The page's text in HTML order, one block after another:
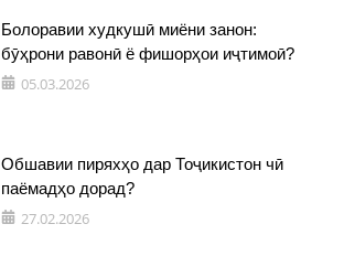
Болоравии худкушӣ миёни занон:
бӯҳрони равонӣ ё фишорҳои иҷтимоӣ?
05.03.2026
Обшавии пиряхҳо дар Тоҷикистон чӣ
паёмадҳо дорад?
27.02.2026